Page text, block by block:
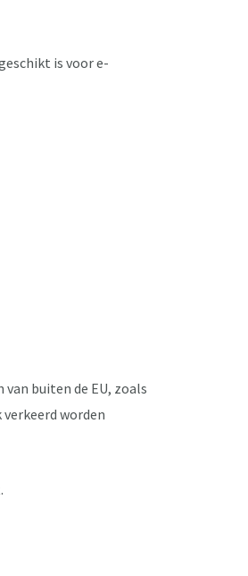
is voor e-
buiten de EU, zoals
worden